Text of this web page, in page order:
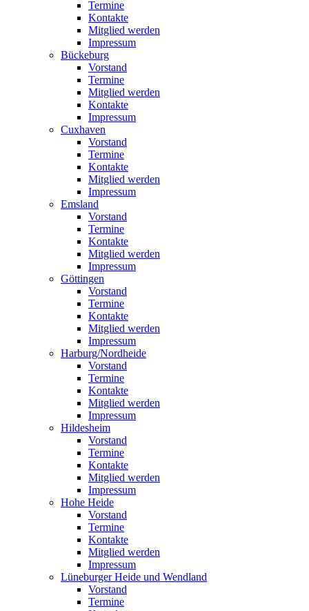
Termine
Kontakte
Mitglied werden
Impressum
Bückeburg
Vorstand
Termine
Mitglied werden
Kontakte
Impressum
Cuxhaven
Vorstand
Termine
Kontakte
Mitglied werden
Impressum
Emsland
Vorstand
Termine
Kontakte
Mitglied werden
Impressum
Göttingen
Vorstand
Termine
Kontakte
Mitglied werden
Impressum
Harburg/Nordheide
Vorstand
Termine
Kontakte
Mitglied werden
Impressum
Hildesheim
Vorstand
Termine
Kontakte
Mitglied werden
Impressum
Hohe Heide
Vorstand
Termine
Kontakte
Mitglied werden
Impressum
Lüneburger Heide und Wendland
Vorstand
Termine